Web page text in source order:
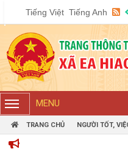
Tiếng Việt Tiếng Anh
MENU
TRANG CHỦ NGƯỜI TỐT,